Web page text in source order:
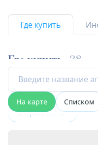
Где купить
Где купить 38
На карте Списком
Открыта сейчас